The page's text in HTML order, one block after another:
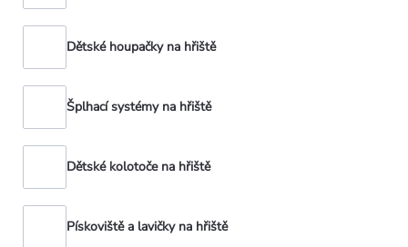
Dětské houpačky na hřiště
Šplhací systémy na hřiště
Dětské kolotoče na hřiště
Pískoviště a lavičky na hřiště